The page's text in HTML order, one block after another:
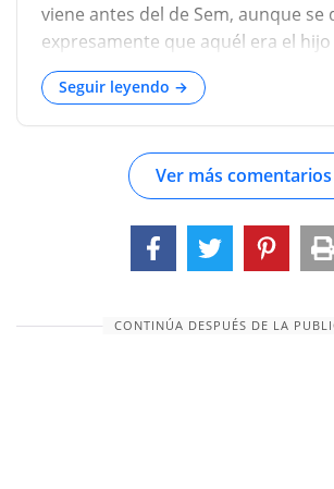
viene antes del de Sem, aunque se
expresamente que aquél era el
Noé; y Sem era hermano mayor de
GENERACIONES, ETC.—el relato del
establecimiento de las naciones
tiempo de Moisés, tal vez sólo las
porque aunque la lista incluya los
Cam y Jafet, _todos sus
enumerados. Aquellos
dos excepciones, son descritos por
terminación en el hebreo _im_ (que
Seguir leyendo →
Ver más comentarios
CONTINÚA DESPUÉS DE LA